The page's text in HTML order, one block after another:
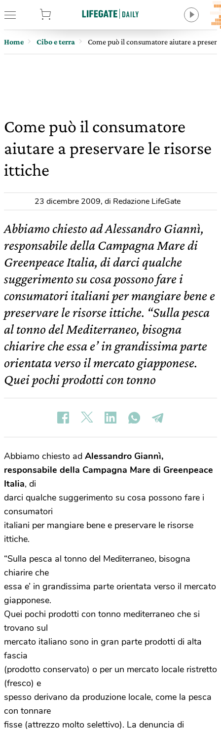
Home Cibo e terra Come può il consumatore aiutare a
Come può il consumatore
aiutare a preservare le risorse
ittiche
23 dicembre 2009, di Redazione LifeGate
Abbiamo chiesto ad Alessandro Giannì,
responsabile della Campagna Mare di
Greenpeace Italia, di darci qualche
suggerimento su cosa possono fare i
consumatori italiani per mangiare bene e
preservare le risorse ittiche. “Sulla pesca
al tonno del Mediterraneo, bisogna
chiarire che essa e’ in grandissima parte
orientata verso il mercato giapponese.
Quei pochi prodotti con tonno
Abbiamo chiesto ad Alessandro Giannì,
responsabile della Campagna Mare di Greenpeace
Italia, di
darci qualche suggerimento su cosa possono fare i
consumatori
italiani per mangiare bene e preservare le risorse
ittiche.
“Sulla pesca al tonno del Mediterraneo, bisogna
chiarire che
essa e’ in grandissima parte orientata verso il mercato
giapponese.
Quei pochi prodotti con tonno mediterraneo che si
trovano sul
mercato italiano sono in gran parte prodotti di alta
fascia
(prodotto conservato) o per un mercato locale ristretto
(fresco) e
spesso derivano da produzione locale, come la pesca
con tonnare
fisse (attrezzo molto selettivo). La denuncia di